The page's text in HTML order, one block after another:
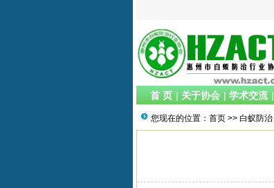
首 页 | 关于协会 | 学术交流 |
您现在的位置： 首页 >> 白蚁防治